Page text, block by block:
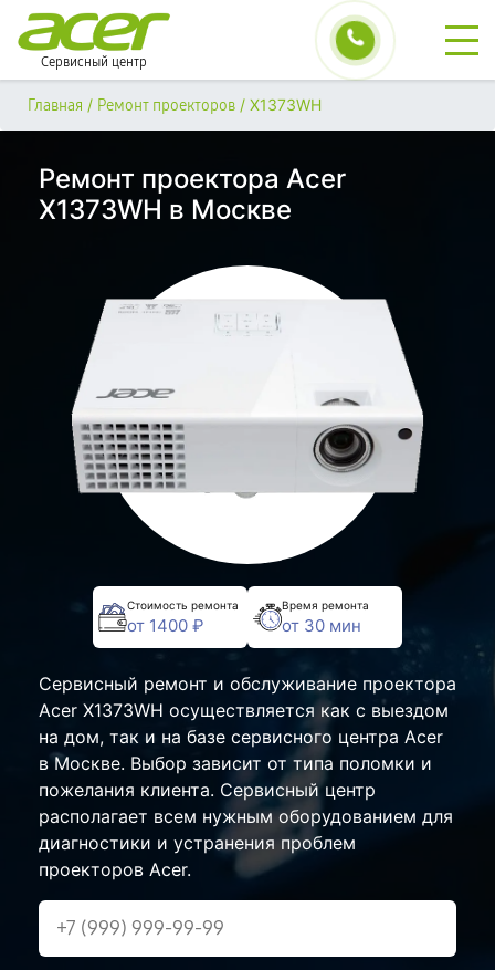
Сервисный центр
Главная / Ремонт проекторов / X1373WH
Ремонт проектора Acer
X1373WH в Москве
Стоимость ремонта
от 1400 ₽
Время ремонта
от 30 мин
Сервисный ремонт и обслуживание проектора
Acer X1373WH осуществляется как с выездом
на дом, так и на базе сервисного центра Acer
в Москве. Выбор зависит от типа поломки и
пожелания клиента. Сервисный центр
располагает всем нужным оборудованием для
диагностики и устранения проблем
проекторов Acer.